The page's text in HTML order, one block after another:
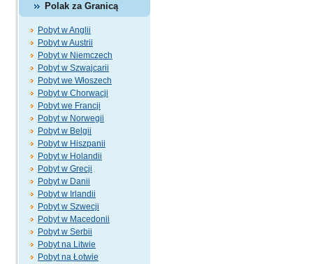
Polak za Granicą
Pobyt w Anglii
Pobyt w Austrii
Pobyt w Niemczech
Pobyt w Szwajcarii
Pobyt we Włoszech
Pobyt w Chorwacji
Pobyt we Francji
Pobyt w Norwegii
Pobyt w Belgii
Pobyt w Hiszpanii
Pobyt w Holandii
Pobyt w Grecji
Pobyt w Danii
Pobyt w Irlandii
Pobyt w Szwecji
Pobyt w Macedonii
Pobyt w Serbii
Pobyt na Litwie
Pobyt na Łotwie